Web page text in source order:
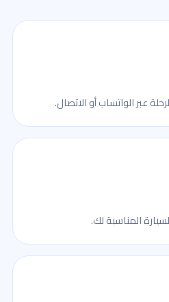
عبر الواتساب أو الاتصال.
المناسبة لك.